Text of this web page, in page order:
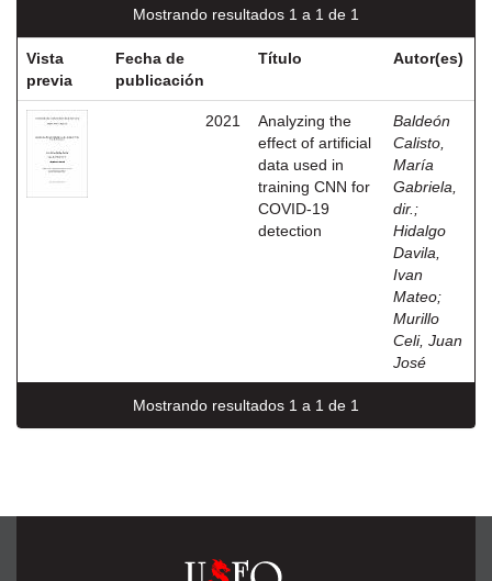
Mostrando resultados 1 a 1 de 1
Vista
previa
Fecha de
publicación
Título Autor(es)
2021
Analyzing the
effect of artificial
data used in
training CNN for
COVID-19
detection
Baldeón
Calisto,
María
Gabriela,
dir. ;
Hidalgo
Davila,
Ivan
Mateo;
Murillo
Celi, Juan
José
Mostrando resultados 1 a 1 de 1